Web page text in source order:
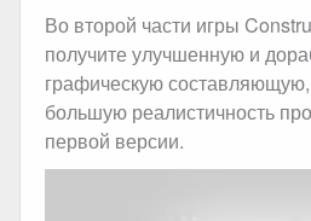
Во второй части игры
получите улучшенную и
графическую
большую реалистичность
первой версии.